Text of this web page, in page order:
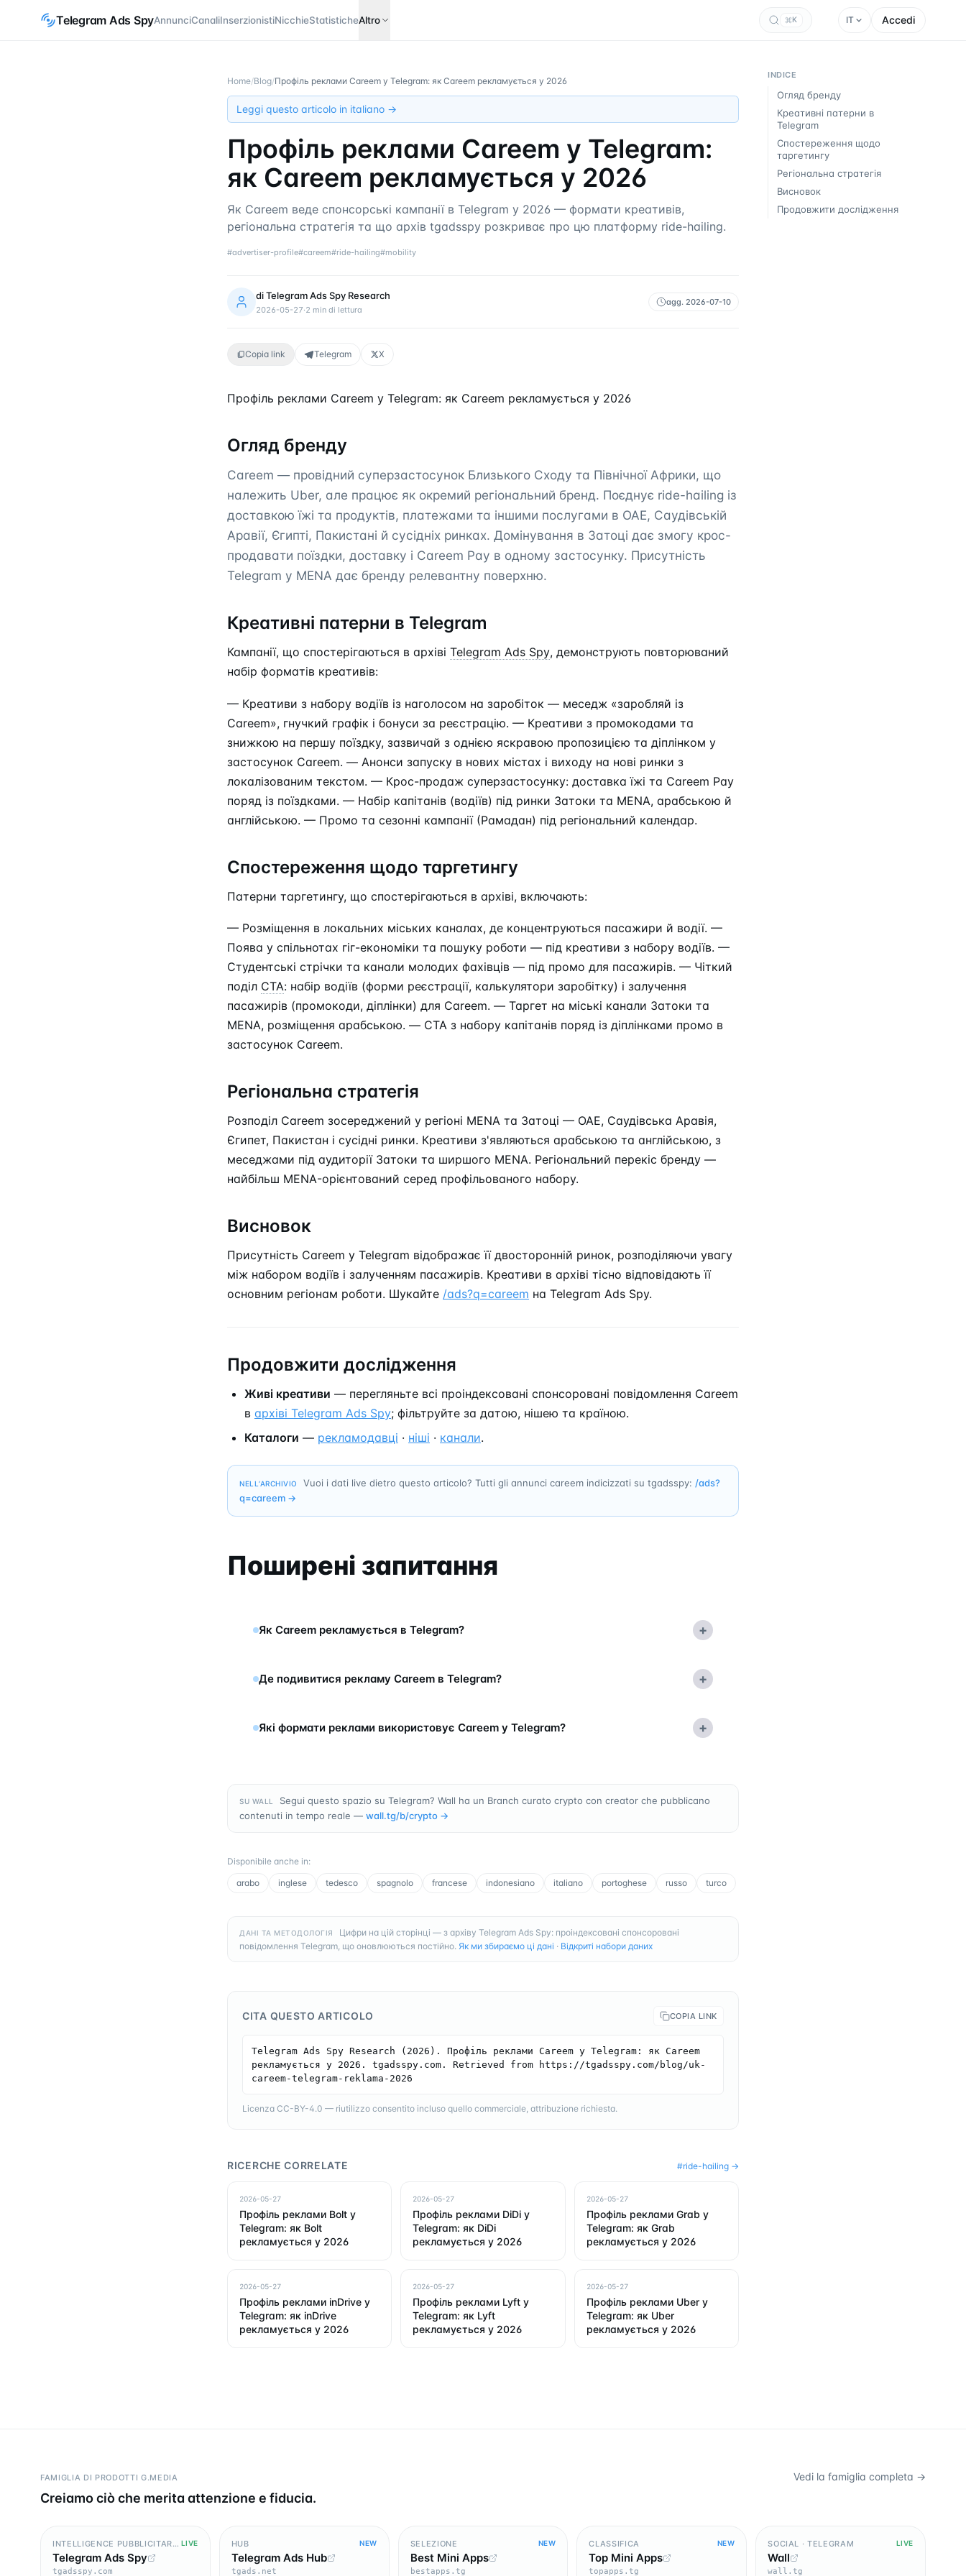
Telegram Ads SpyAnnunciCanaliInserzionistiNicchieStatisticheAltro K IT Accedi
Home/Blog/Профіль реклами Careem у Telegram: як Careem рекламується у 2026
Leggi questo articolo in italiano →
Профіль реклами Careem у Telegram:
як Careem рекламується у 2026
Як Careem веде спонсорські кампанії в Telegram у 2026 — формати креативів,
регіональна стратегія та що архів tgadsspy розкриває про цю платформу ride-hailing.
#advertiser-profile#careem#ride-hailing#mobility
diTelegram Ads Spy Research
2026-05-27·2 min di lettura
agg. 2026-07-10
Copia link Telegram X
Профіль реклами Careem у Telegram: як Careem рекламується у 2026
Огляд бренду
Careem — провідний суперзастосунок Близького Сходу та Північної Африки, що
належить Uber, але працює як окремий регіональний бренд. Поєднує ride-hailing із
доставкою їжі та продуктів, платежами та іншими послугами в ОАЕ, Саудівській
Аравії, Єгипті, Пакистані й сусідніх ринках. Домінування в Затоці дає змогу крос-
продавати поїздки, доставку і Careem Pay в одному застосунку. Присутність
Telegram у MENA дає бренду релевантну поверхню.
Креативні патерни в Telegram
Кампанії, що спостерігаються в архіві Telegram Ads Spy, демонструють повторюваний
набір форматів креативів:
— Креативи з набору водіїв із наголосом на заробіток — меседж «заробляй із
Careem», гнучкий графік і бонуси за реєстрацію. — Креативи з промокодами та
знижкою на першу поїздку, зазвичай з однією яскравою пропозицією та діплінком у
застосунок Careem. — Анонси запуску в нових містах і виходу на нові ринки з
локалізованим текстом. — Крос-продаж суперзастосунку: доставка їжі та Careem Pay
поряд із поїздками. — Набір капітанів (водіїв) під ринки Затоки та MENA, арабською й
англійською. — Промо та сезонні кампанії (Рамадан) під регіональний календар.
Спостереження щодо таргетингу
Патерни таргетингу, що спостерігаються в архіві, включають:
— Розміщення в локальних міських каналах, де концентруються пасажири й водії. —
Поява у спільнотах гіг-економіки та пошуку роботи — під креативи з набору водіїв. —
Студентські стрічки та канали молодих фахівців — під промо для пасажирів. — Чіткий
поділ CTA: набір водіїв (форми реєстрації, калькулятори заробітку) і залучення
пасажирів (промокоди, діплінки) для Careem. — Таргет на міські канали Затоки та
MENA, розміщення арабською. — CTA з набору капітанів поряд із діплінками промо в
застосунок Careem.
Регіональна стратегія
Розподіл Careem зосереджений у регіоні MENA та Затоці — ОАЕ, Саудівська Аравія,
Єгипет, Пакистан і сусідні ринки. Креативи з'являються арабською та англійською, з
меседжами під аудиторії Затоки та ширшого MENA. Регіональний перекіс бренду —
найбільш MENA-орієнтований серед профільованого набору.
Висновок
Присутність Careem у Telegram відображає її двосторонній ринок, розподіляючи увагу
між набором водіїв і залученням пасажирів. Креативи в архіві тісно відповідають її
основним регіонам роботи. Шукайте /ads?q=careem на Telegram Ads Spy.
Продовжити дослідження
Живі креативи — перегляньте всі проіндексовані спонсоровані повідомлення Careem
в архіві Telegram Ads Spy; фільтруйте за датою, нішею та країною.
Каталоги — рекламодавці · ніші · канали.
NELL’ARCHIVIO Vuoi i dati live dietro questo articolo? Tutti gli annunci careem indicizzati su tgadsspy: /ads?
q=careem →
Поширені запитання
Як Careem рекламується в Telegram? +
Де подивитися рекламу Careem в Telegram? +
Які формати реклами використовує Careem у Telegram? +
SU WALL
Segui questo spazio su Telegram? Wall ha un Branch curato crypto con creator che pubblicano
contenuti in tempo reale — wall.tg/b/crypto →
Disponibile anche in:
arabo
inglese tedesco spagnolo francese indonesiano italiano portoghese russo turco
ДАНІ ТА МЕТОДОЛОГІЯ
Цифри на цій сторінці — з архіву Telegram Ads Spy: проіндексовані спонсоровані
повідомлення Telegram, що оновлюються постійно. Як ми збираємо ці дані · Відкриті набори даних
CITA QUESTO ARTICOLO COPIA LINK
Telegram Ads Spy Research (2026). Профіль реклами Careem у Telegram: як Careem
рекламується у 2026. tgadsspy.com. Retrieved from https://tgadsspy.com/blog/uk-
careem-telegram-reklama-2026
Licenza CC-BY-4.0 — riutilizzo consentito incluso quello commerciale, attribuzione richiesta.
RICERCHE CORRELATE #ride-hailing →
2026-05-27
Профіль реклами Bolt у
Telegram: як Bolt
рекламується у 2026
2026-05-27
Профіль реклами DiDi у
Telegram: як DiDi
рекламується у 2026
2026-05-27
Профіль реклами Grab у
Telegram: як Grab
рекламується у 2026
2026-05-27
Профіль реклами inDrive у
Telegram: як inDrive
рекламується у 2026
2026-05-27
Профіль реклами Lyft у
Telegram: як Lyft
рекламується у 2026
2026-05-27
Профіль реклами Uber у
Telegram: як Uber
рекламується у 2026
INDICE
Огляд бренду
Креативні патерни в
Telegram
Спостереження щодо
таргетингу
Регіональна стратегія
Висновок
Продовжити дослідження
FAMIGLIA DI PRODOTTI G.MEDIA
Creiamo ciò che merita attenzione e fiducia.
Vedi la famiglia completa →
INTELLIGENCE PUBBLICITARIA LIVE
Telegram Ads Spy
tgadsspy.com
HUB NEW
Telegram Ads Hub
tgads.net
SELEZIONE NEW
Best Mini Apps
bestapps.tg
CLASSIFICA NEW
Top Mini Apps
topapps.tg
SOCIAL · TELEGRAM LIVE
Wall
wall.tg